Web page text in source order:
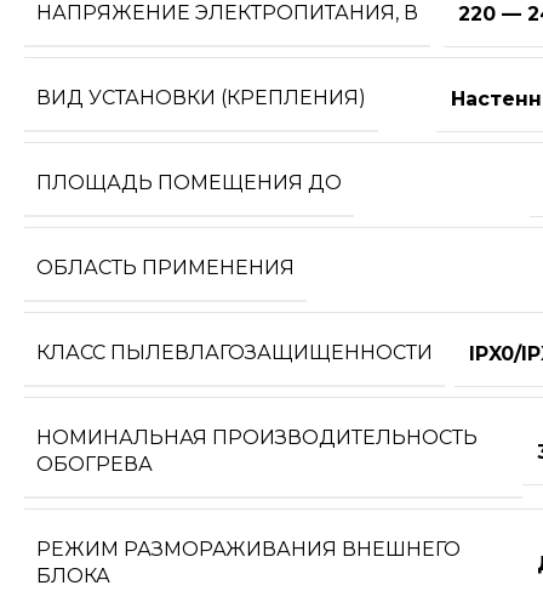
НАПРЯЖЕНИЕ ЭЛЕКТРОПИТАНИЯ, В 220 —
ВИД УСТАНОВКИ (КРЕПЛЕНИЯ)
ПЛОЩАДЬ ПОМЕЩЕНИЯ ДО
ОБЛАСТЬ ПРИМЕНЕНИЯ
КЛАСС ПЫЛЕВЛАГОЗАЩИЩЕННОСТИ IPX0/
НОМИНАЛЬНАЯ ПРОИЗВОДИТЕЛЬНОСТЬ
ОБОГРЕВА
РЕЖИМ РАЗМОРАЖИВАНИЯ ВНЕШНЕГО
БЛОКА